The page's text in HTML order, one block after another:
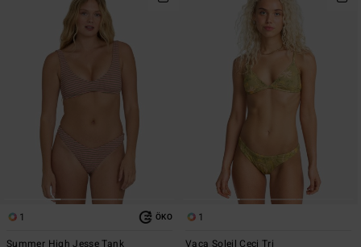
1 ÖKO
Summer High Jesse Tank
1
Vaca Soleil Ceci Tri